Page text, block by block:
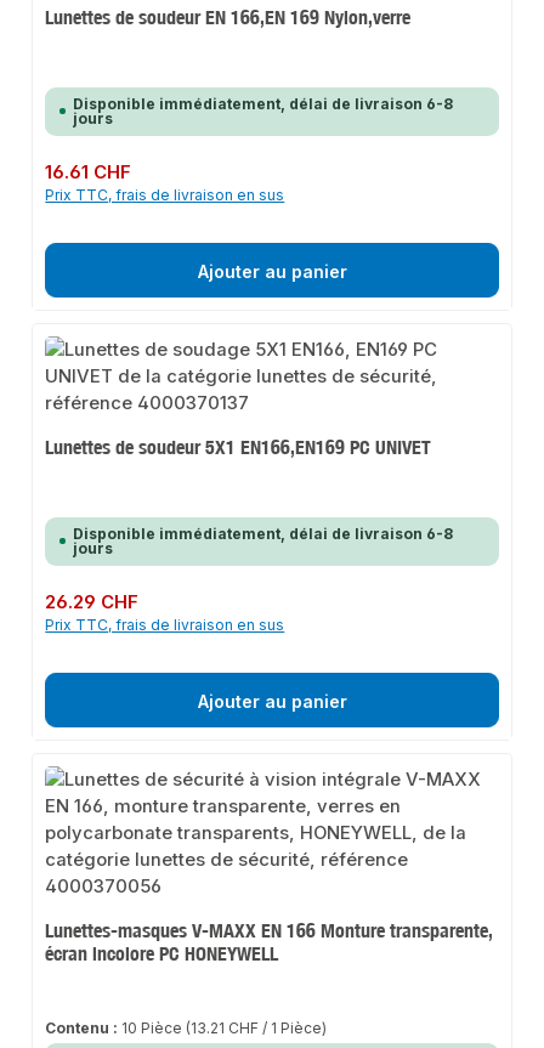
Lunettes de soudeur EN 166,EN 169 Nylon,verre
Disponible immédiatement, délai de livraison 6-8
jours
Prix régulier :
16.61 CHF
Prix TTC, frais de livraison en sus
Ajouter au panier
Lunettes de soudeur 5X1 EN166,EN169 PC UNIVET
Disponible immédiatement, délai de livraison 6-8
jours
Prix régulier :
26.29 CHF
Prix TTC, frais de livraison en sus
Ajouter au panier
Lunettes-masques V-MAXX EN 166 Monture transparente,
écran incolore PC HONEYWELL
Contenu : 10 Pièce (13.21 CHF / 1 Pièce)